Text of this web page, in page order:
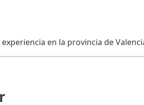
en la provincia de